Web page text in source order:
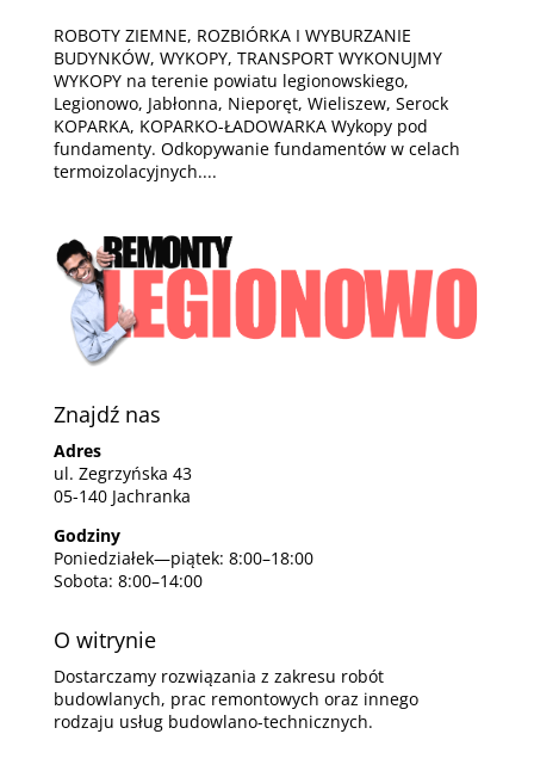
ROBOTY ZIEMNE, ROZBIÓRKA I WYBURZANIE
BUDYNKÓW, WYKOPY, TRANSPORT WYKONUJMY
WYKOPY na terenie powiatu legionowskiego,
Legionowo, Jabłonna, Nieporęt, Wieliszew, Serock
KOPARKA, KOPARKO-ŁADOWARKA Wykopy pod
fundamenty. Odkopywanie fundamentów w celach
termoizolacyjnych....
Znajdź nas
Adres
ul. Zegrzyńska 43
05-140 Jachranka
Godziny
Poniedziałek—piątek: 8:00–18:00
Sobota: 8:00–14:00
O witrynie
Dostarczamy rozwiązania z zakresu robót
budowlanych, prac remontowych oraz innego
rodzaju usług budowlano-technicznych.